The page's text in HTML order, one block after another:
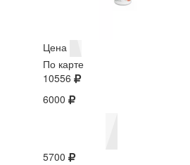
Цена
По карте
10556
6000
5700